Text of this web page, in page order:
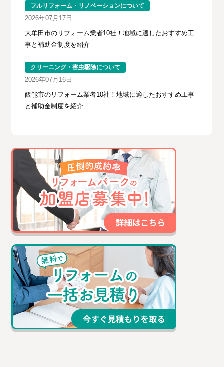
フルリフォーム・リノベーションについて
2026年07月17日
大牟田市のリフォーム業者10社！地域に適したおすすめ工
事と補助金制度を紹介
クリーニング・害虫駆除について
2026年07月16日
飯能市のリフォーム業者10社！地域に適したおすすめ工事
と補助金制度を紹介